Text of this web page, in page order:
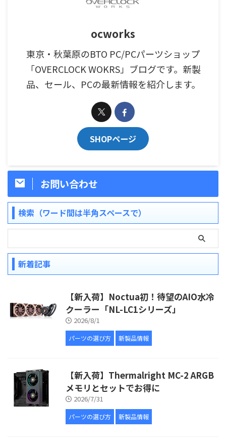
ocworks
東京・秋葉原のBTO PC/PCパーツショップ
「OVERCLOCK WOKRS」ブログです。新製
品、セール、PCの最新情報を紹介します。
SHOPページ
お問い合わせ
検索（ワード間は半角スペースで）
新着記事
【新入荷】Noctua初！待望のAIO水冷
クーラー「NL-LC1シリーズ」
2026/8/1
パーツの選び方 新製品情報
【新入荷】Thermalright MC-2 ARGB
メモリとセットでお得に
2026/7/31
パーツの選び方 新製品情報